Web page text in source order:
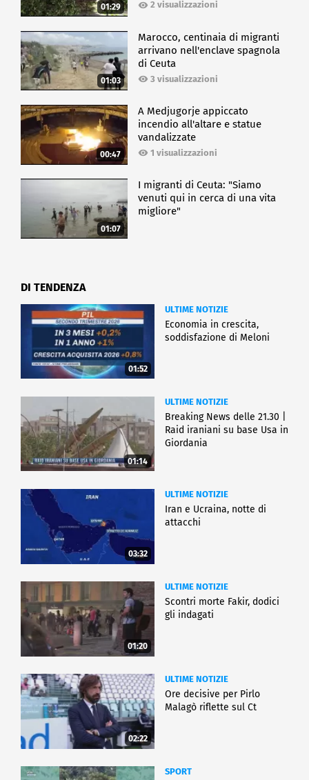
01:29 2 visualizzazioni
01:03
Marocco, centinaia di migranti
arrivano nell'enclave spagnola
di Ceuta
3 visualizzazioni
00:47
A Medjugorje appiccato
incendio all'altare e statue
vandalizzate
1 visualizzazioni
01:07
I migranti di Ceuta: "Siamo
venuti qui in cerca di una vita
migliore"
DI TENDENZA
01:52
ULTIME NOTIZIE
Economia in crescita,
soddisfazione di Meloni
01:14
ULTIME NOTIZIE
Breaking News delle 21.30 |
Raid iraniani su base Usa in
Giordania
03:32
ULTIME NOTIZIE
Iran e Ucraina, notte di
attacchi
01:20
ULTIME NOTIZIE
Scontri morte Fakir, dodici
gli indagati
02:22
ULTIME NOTIZIE
Ore decisive per Pirlo
Malagò riflette sul Ct
SPORT